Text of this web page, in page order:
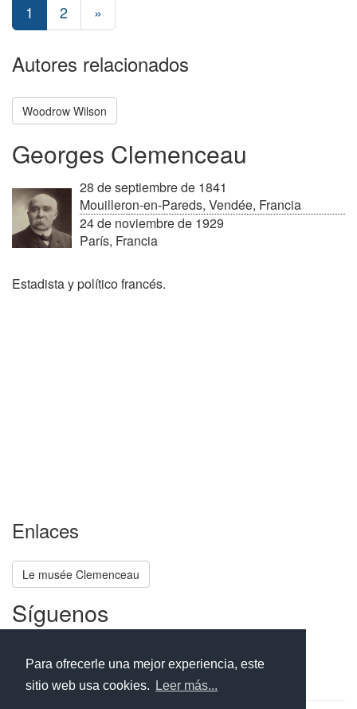
Para ofrecerle una mejor experiencia, este
sitio web usa cookies.
Leer más...
1 2 »
Autores relacionados
Woodrow Wilson
Georges Clemenceau
28 de septiembre de 1841
Mouilleron-en-Pareds, Vendée, Francia
24 de noviembre de 1929
París, Francia
Estadista y político francés.
Enlaces
Le musée Clemenceau
Síguenos